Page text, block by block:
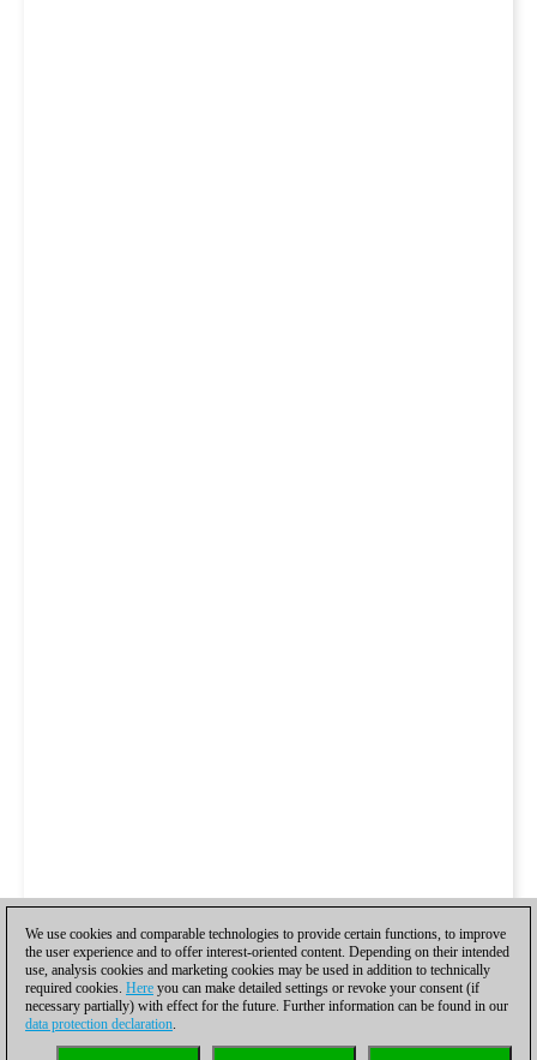
We use cookies and comparable technologies to provide certain functions, to improve
the user experience and to offer interest-oriented content. Depending on their intended
use, analysis cookies and marketing cookies may be used in addition to technically
required cookies. Here you can make detailed settings or revoke your consent (if
necessary partially) with effect for the future. Further information can be found in our
data protection declaration.